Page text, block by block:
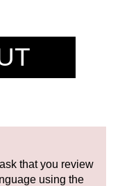
未使用品
that you review
using the